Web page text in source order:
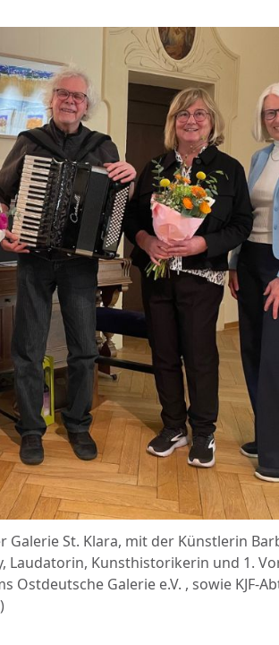
St. Klara, mit der Künstlerin
Laudatorin, Kunsthistorikerin und 1.
Ostdeutsche Galerie e.V. , sowie KJF-